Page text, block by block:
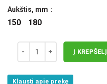
Aukštis, mm
150 180
Į KREPŠELĮ
Klausti apie prekę